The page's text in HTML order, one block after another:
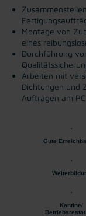
Montage von
eines
Durchführung
Arbeiten mit
Dichtungen und
Aufträgen am PC
Gute
Kantine/